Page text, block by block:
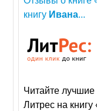
книгу Ивана...
Читайте лучшие
Литрес на книгу